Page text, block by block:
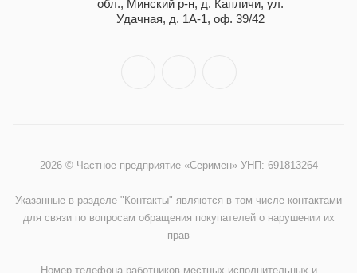
обл., Минский р-н, д. Капличи, ул.
Удачная, д. 1А-1, оф. 39/42
2026 © Частное предприятие «Серимен» УНП: 691813264
Указанные в разделе "Контакты" являются в том числе контактами
для связи по вопросам обращения покупателей о нарушении их
прав
Номер телефона работников местных исполнительных и